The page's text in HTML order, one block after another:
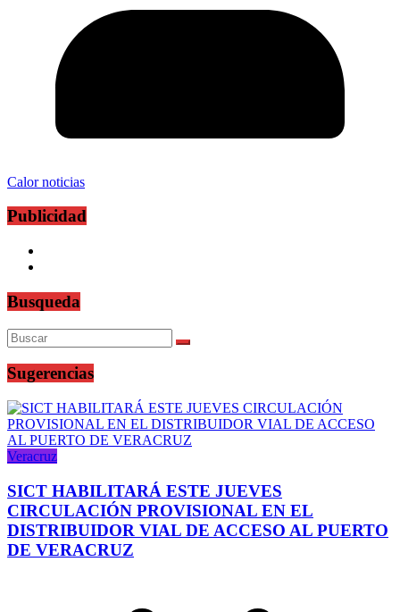
Calor noticias
Publicidad
Busqueda
Sugerencias
Veracruz
SICT HABILITARÁ ESTE JUEVES
CIRCULACIÓN PROVISIONAL EN EL
DISTRIBUIDOR VIAL DE ACCESO AL PUERTO
DE VERACRUZ